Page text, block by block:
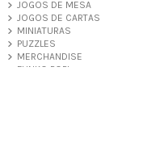
JOGOS DE MESA
JOGOS DE CARTAS
MINIATURAS
PUZZLES
MERCHANDISE
FUNKO POP!